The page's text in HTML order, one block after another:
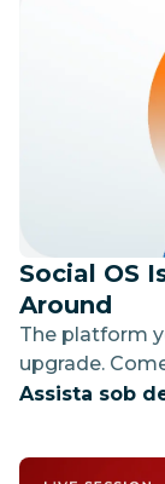
Social OS
Around
The platform
upgrade.
make it work
Assista sob